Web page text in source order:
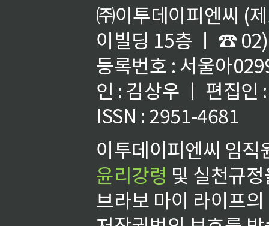
㈜이투데이피엔씨 (
이빌딩 15층 ㅣ ☎
등록번호 : 서울아
인 : 김상우 ㅣ 편집인
ISSN : 2951-4681
이투데이피엔씨 임
윤리강령 및 실천규
브라보 마이 라이프